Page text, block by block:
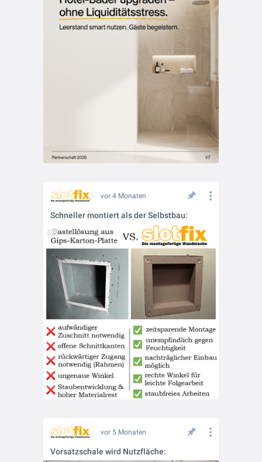
vor 4 Monaten
Schneller montiert als der Selbstbau:
vor 5 Monaten
Vorsatzschale wird Nutzfläche: